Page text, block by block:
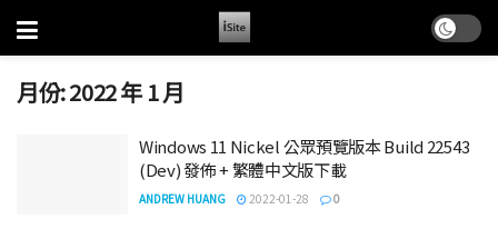
月份:2022 年 1 月
Windows 11 Nickel 公眾預覽版本 Build 22543
(Dev) 發佈 + 繁體中文版下載
ANDREW HUANG 2022-01-28 0